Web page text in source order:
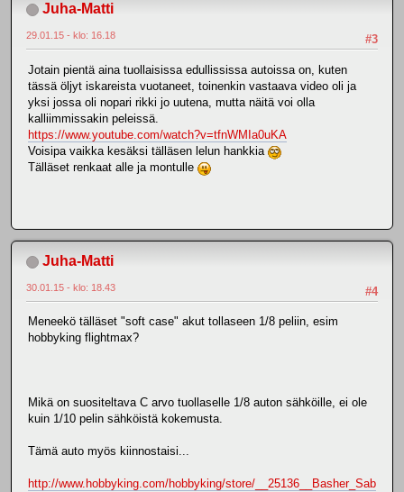
Juha-Matti
#3
29.01.15 - klo: 16.18
Jotain pientä aina tuollaisissa edullississa autoissa on, kuten
tässä öljyt iskareista vuotaneet, toinenkin vastaava video oli ja
yksi jossa oli nopari rikki jo uutena, mutta näitä voi olla
kalliimmissakin peleissä.
https://www.youtube.com/watch?v=tfnWMIa0uKA
Voisipa vaikka kesäksi tälläsen lelun hankkia
Tälläset renkaat alle ja montulle
Juha-Matti
#4
30.01.15 - klo: 18.43
Meneekö tälläset "soft case" akut tollaseen 1/8 peliin, esim
hobbyking flightmax?
Mikä on suositeltava C arvo tuollaselle 1/8 auton sähköille, ei ole
kuin 1/10 pelin sähköistä kokemusta.
Tämä auto myös kiinnostaisi...
http://www.hobbyking.com/hobbyking/store/__25136__Basher_Sab